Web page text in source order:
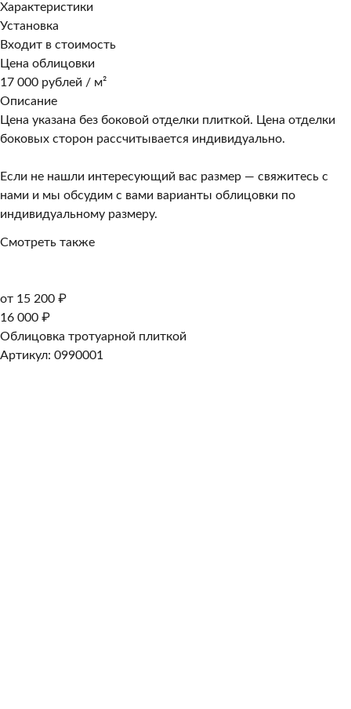
Характеристики
Установка
Входит в стоимость
Цена облицовки
17 000 рублей / м²
Описание
Цена указана без боковой отделки плиткой. Цена отделки
боковых сторон рассчитывается индивидуально.
Если не нашли интересующий вас размер — свяжитесь с
нами и мы обсудим с вами варианты облицовки по
индивидуальному размеру.
Смотреть также
от 15 200 ₽
16 000 ₽
Облицовка тротуарной плиткой
Артикул: 0990001